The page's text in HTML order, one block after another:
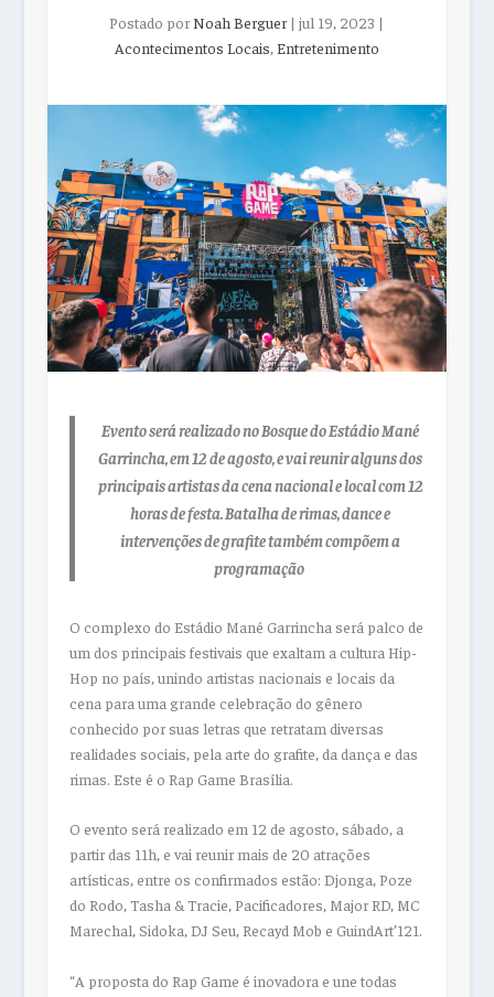
Postado por Noah Berguer|jul 19, 2023 |
Acontecimentos Locais,Entretenimento
Evento será realizado no Bosque do Estádio Mané
Garrincha, em 12 de agosto, e vai reunir alguns dos
principais artistas da cena nacional e local com 12
horas de festa. Batalha de rimas, dance e
intervenções de grafite também compõem a
programação
O complexo do Estádio Mané Garrincha será palco de
um dos principais festivais que exaltam a cultura Hip-
Hop no país, unindo artistas nacionais e locais da
cena para uma grande celebração do gênero
conhecido por suas letras que retratam diversas
realidades sociais, pela arte do grafite, da dança e das
rimas. Este é o Rap Game Brasília.
O evento será realizado em 12 de agosto, sábado, a
partir das 11h, e vai reunir mais de 20 atrações
artísticas, entre os confirmados estão: Djonga, Poze
do Rodo, Tasha & Tracie, Pacificadores, Major RD, MC
Marechal, Sidoka, DJ Seu, Recayd Mob e GuindArt’121.
“A proposta do Rap Game é inovadora e une todas